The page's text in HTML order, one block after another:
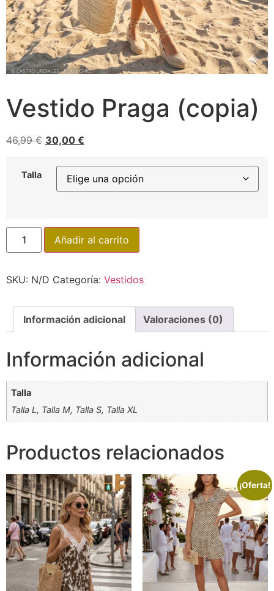
Vestido Praga (copia)
46,99€ 30,00 €
Talla
Añadir al carrito
SKU: N/D Categoría: Vestidos
Información adicional Valoraciones (0)
Información adicional
Talla
Talla L, Talla M, Talla S, Talla XL
Productos relacionados
¡Oferta!